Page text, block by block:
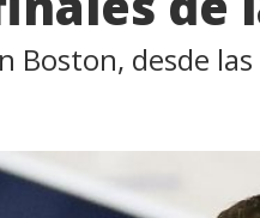
Boston, desde